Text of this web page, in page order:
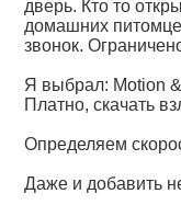
дверь. Кто то
домашних
звонок.
Я выбрал: Motion
Платно, скачать
Определяем
Даже и добавить